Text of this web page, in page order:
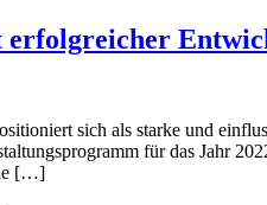
sich als starke und
für das Jahr
[…]